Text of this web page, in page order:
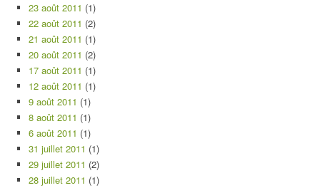
23 août 2011 (1)
22 août 2011 (2)
21 août 2011 (1)
20 août 2011 (2)
17 août 2011 (1)
12 août 2011 (1)
9 août 2011 (1)
8 août 2011 (1)
6 août 2011 (1)
31 juillet 2011 (1)
29 juillet 2011 (2)
28 juillet 2011 (1)